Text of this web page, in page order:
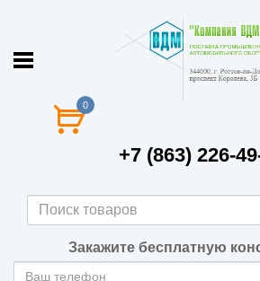
0
+7 (863) 226-
Закажите бесплатную